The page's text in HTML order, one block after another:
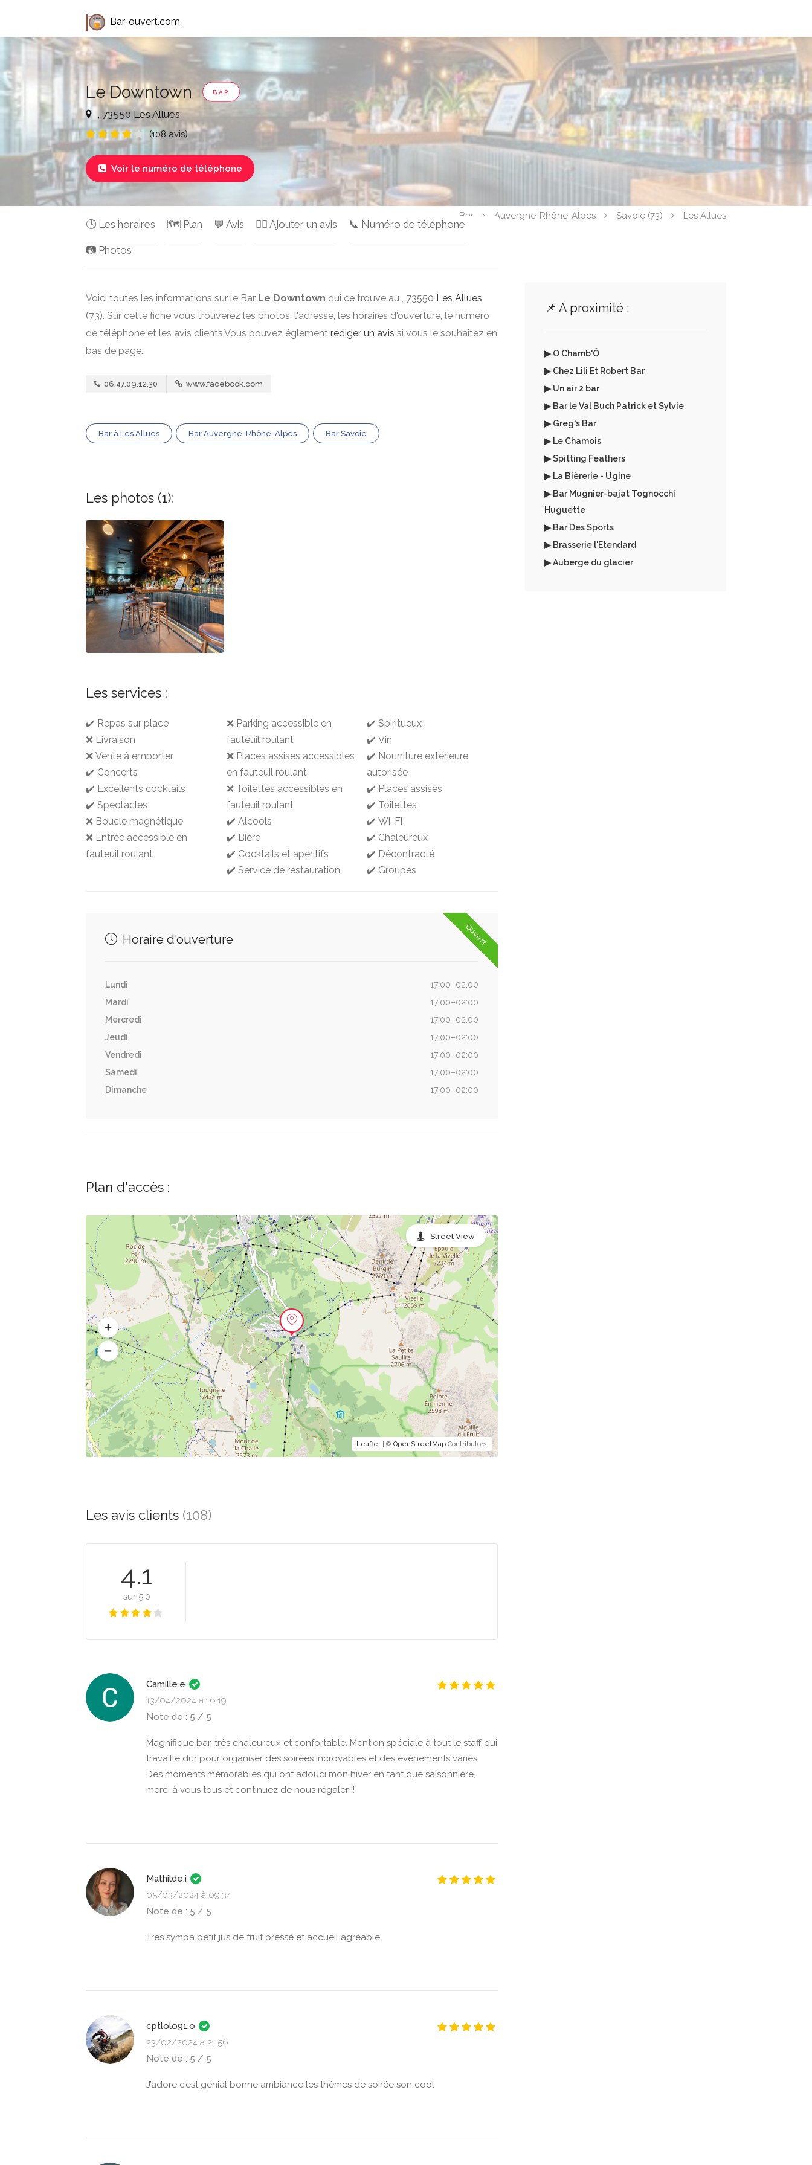
Bar-ouvert.com
Le Downtown BAR
, 73550 Les Allues
(108 avis)
 Voir le numéro de téléphone
Bar Auvergne-Rhône-Alpes Savoie (73) Les Allues
🕓 Les horaires 🗺️ Plan 💬 Avis ✍🏻 Ajouter un avis 📞 Numéro de téléphone
📷 Photos
Voici toutes les informations sur le Bar Le Downtown qui ce trouve au , 73550 Les Allues
(73). Sur cette fiche vous trouverez les photos, l'adresse, les horaires d'ouverture, le numero
de téléphone et les avis clients.Vous pouvez églement rédiger un avis si vous le souhaitez en
bas de page.
06.47.09.12.30 www.facebook.com
Bar à Les Allues Bar Auvergne-Rhône-Alpes Bar Savoie
Les photos (1):
Les services :
✔️ Repas sur place
❌ Livraison
❌ Vente à emporter
✔️ Concerts
✔️ Excellents cocktails
✔️ Spectacles
❌ Boucle magnétique
❌ Entrée accessible en
fauteuil roulant
❌ Parking accessible en
fauteuil roulant
❌ Places assises accessibles
en fauteuil roulant
❌ Toilettes accessibles en
fauteuil roulant
✔️ Alcools
✔️ Bière
✔️ Cocktails et apéritifs
✔️ Service de restauration
✔️ Spiritueux
✔️ Vin
✔️ Nourriture extérieure
autorisée
✔️ Places assises
✔️ Toilettes
✔️ Wi-Fi
✔️ Chaleureux
✔️ Décontracté
✔️ Groupes
Ouvert
Horaire d'ouverture
Lundi
17:00–02:00
Mardi
17:00–02:00
Mercredi
17:00–02:00
Jeudi
17:00–02:00
Vendredi
17:00–02:00
Samedi
17:00–02:00
Dimanche
17:00–02:00
Plan d'accès :
Leaflet| © OpenStreetMapContributors
Street View
Les avis clients (108)
4.1
sur 5.0
Camille.e
13/04/2024 à 16:19
Note de : 5 / 5
Magnifique bar, très chaleureux et confortable. Mention spéciale à tout le staff qui
travaille dur pour organiser des soirées incroyables et des évènements variés.
Des moments mémorables qui ont adouci mon hiver en tant que saisonnière,
merci à vous tous et continuez de nous régaler !!
Mathilde.i
05/03/2024 à 09:34
Note de : 5 / 5
Tres sympa petit jus de fruit pressé et accueil agréable
cptlolo91.o
23/02/2024 à 21:56
Note de : 5 / 5
J’adore c’est génial bonne ambiance les thèmes de soirée son cool
📌 A proximité :
▶ O Chamb'Ô
▶ Chez Lili Et Robert Bar
▶ Un air 2 bar
▶ Bar le Val Buch Patrick et Sylvie
▶ Greg's Bar
▶ Le Chamois
▶ Spitting Feathers
▶ La Bièrerie - Ugine
▶ Bar Mugnier-bajat Tognocchi
Huguette
▶ Bar Des Sports
▶ Brasserie l'Etendard
▶ Auberge du glacier